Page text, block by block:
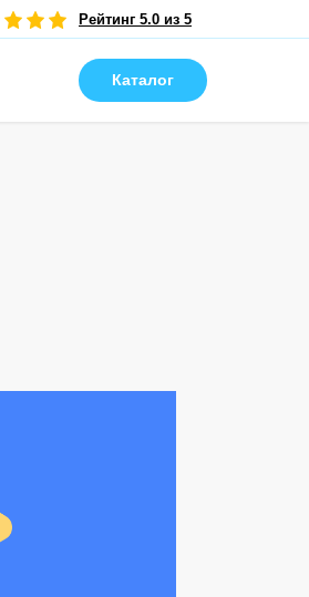
Рейтинг 5.0 из 5
Каталог